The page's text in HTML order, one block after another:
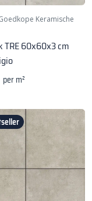
Keramische
TRE 60x60x3 cm
per m²